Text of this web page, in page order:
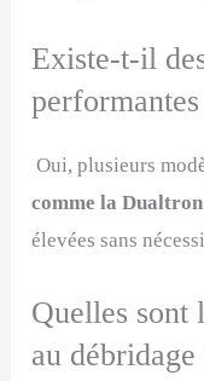
Existe-t-il
Oui, plusieurs
comme la
élevées sans
Quelles sont
au débridage